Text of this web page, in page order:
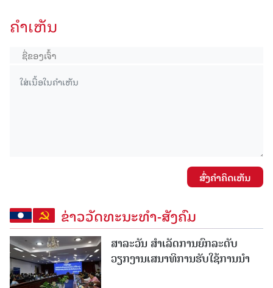
ຄໍາເຫັນ
ສົ່ງຄໍາຄິດເຫັນ
ຂ່າວວັດທະນະທຳ-ສັງຄົມ
ສາລະວັນ ສໍາເລັດການຍົກລະດັບ
ວຽກງານເສນາທິການຮັບໃຊ້ການນໍາ